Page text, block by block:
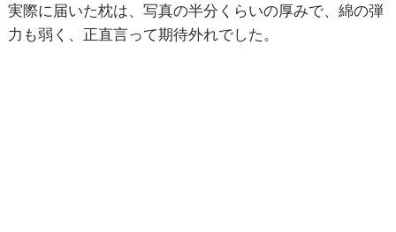
実際に届いた枕は、写真の半分くらいの厚みで、綿の弾
力も弱く、正直言って期待外れでした。